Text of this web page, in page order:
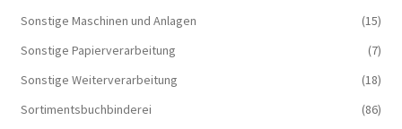
Sonstige Maschinen und Anlagen
(15)
Sonstige Papierverarbeitung
(7)
Sonstige Weiterverarbeitung
(18)
Sortimentsbuchbinderei
(86)